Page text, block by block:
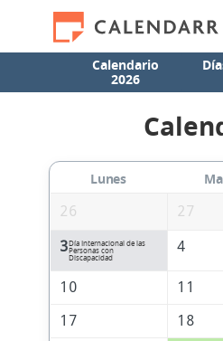
Calendario
2026
Lunes
26
27
3Día Internacional de las
Personas con
Discapacidad
4
10 11
17
18